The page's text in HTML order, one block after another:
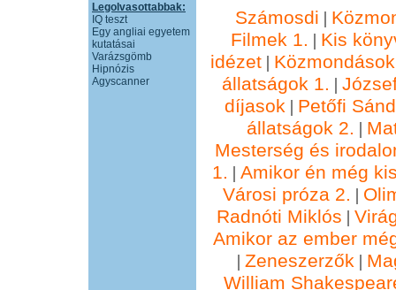
Legolvasottabbak:
IQ teszt
Egy angliai egyetem
kutatásai
Varázsgömb
Hipnózis
Agyscanner
Számosdi |
Filmek 1. | Kis
idézet |
állatságok 1. |
díjasok | Petőfi
állatságok 2. |
Mesterség és
1. | Amikor én még
Városi próza 2. |
Radnóti Miklós |
Amikor az ember
| Zeneszerzők |
William